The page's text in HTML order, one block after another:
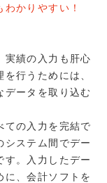
かりやすい！
実績の入力も肝心
行うためには、
データを取り込む
ての入力を完結で
システム間でデー
す。入力したデー
に、会計ソフトを